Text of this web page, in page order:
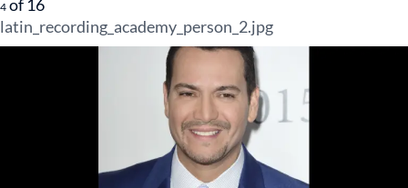
4 of 16
latin_recording_academy_person_2.jpg